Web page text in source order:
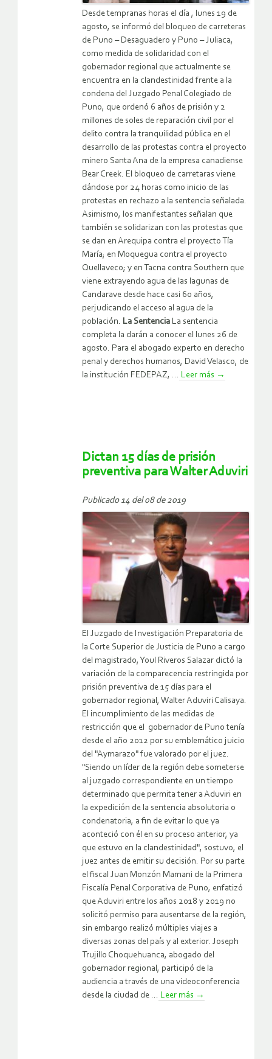
Desde tempranas horas el día , lunes 19 de
agosto, se informó del bloqueo de carreteras
de Puno – Desaguadero y Puno – Juliaca,
como medida de solidaridad con el
gobernador regional que actualmente se
encuentra en la clandestinidad frente a la
condena del Juzgado Penal Colegiado de
Puno, que ordenó 6 años de prisión y 2
millones de soles de reparación civil por el
delito contra la tranquilidad pública en el
desarrollo de las protestas contra el proyecto
minero Santa Ana de la empresa canadiense
Bear Creek. El bloqueo de carretaras viene
dándose por 24 horas como inicio de las
protestas en rechazo a la sentencia señalada.
Asimismo, los manifestantes señalan que
también se solidarizan con las protestas que
se dan en Arequipa contra el proyecto Tía
María; en Moquegua contra el proyecto
Quellaveco; y en Tacna contra Southern que
viene extrayendo agua de las lagunas de
Candarave desde hace casi 60 años,
perjudicando el acceso al agua de la
población. La Sentencia La sentencia
completa la darán a conocer el lunes 26 de
agosto. Para el abogado experto en derecho
penal y derechos humanos, David Velasco, de
la institución FEDEPAZ, ... Leer más →
Dictan 15 días de prisión
preventiva para Walter Aduviri
Publicado 14 del 08 de 2019
El Juzgado de Investigación Preparatoria de
la Corte Superior de Justicia de Puno a cargo
del magistrado, Youl Riveros Salazar dictó la
variación de la comparecencia restringida por
prisión preventiva de 15 días para el
gobernador regional, Walter Aduviri Calisaya.
El incumplimiento de las medidas de
restricción que el gobernador de Puno tenía
desde el año 2012 por su emblemático juicio
del "Aymarazo" fue valorado por el juez.
"Siendo un líder de la región debe someterse
al juzgado correspondiente en un tiempo
determinado que permita tener a Aduviri en
la expedición de la sentencia absolutoria o
condenatoria, a fin de evitar lo que ya
aconteció con él en su proceso anterior, ya
que estuvo en la clandestinidad", sostuvo, el
juez antes de emitir su decisión. Por su parte
el fiscal Juan Monzón Mamani de la Primera
Fiscalía Penal Corporativa de Puno, enfatizó
que Aduviri entre los años 2018 y 2019 no
solicitó permiso para ausentarse de la región,
sin embargo realizó múltiples viajes a
diversas zonas del país y al exterior. Joseph
Trujillo Choquehuanca, abogado del
gobernador regional, participó de la
audiencia a través de una videoconferencia
desde la ciudad de ... Leer más →